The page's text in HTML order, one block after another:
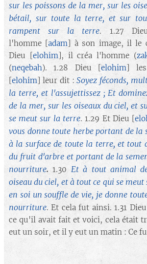
sur les poissons de la mer, sur les
bétail, sur toute la terre, et sur
rampent sur la terre. 1.27
l'homme [adam] à son image, il le
Dieu [elohim], il créa l'homme (
(neqebah). 1.28 Dieu [elohim]
[elohim] leur dit :Soyez féconds,
la terre, et l'assujettissez ; Et
de la mer, sur les oiseaux du ciel, et
se meut sur la terre. 1.29 Et Dieu [
vous donne toute herbe portant de la
à la surface de toute la terre, et tout
du fruit d'arbre et portant de la
nourriture. 1.30 Et à tout animal
oiseau du ciel, et à tout ce qui se
en soi un souffle de vie, je donne
nourriture. Et cela fut ainsi. 1.31
ce qu'il avait fait et voici, cela était
eut un soir, et il y eut un matin : Ce